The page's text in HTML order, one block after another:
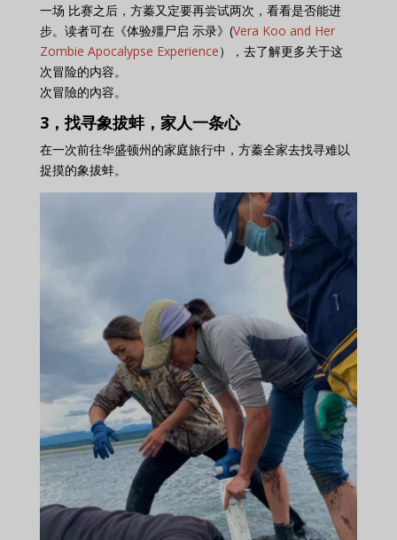
一场 比赛之后，方蓁又定要再尝试两次，看看是否能进
步。读者可在《体验殭尸启 示录》(Vera Koo and Her
Zombie Apocalypse Experience），去了解更多关于这
次冒险的内容。
次冒險的內容。
3，找寻象拔蚌，家人一条心
在一次前往华盛顿州的家庭旅行中，方蓁全家去找寻难以
捉摸的象拔蚌。